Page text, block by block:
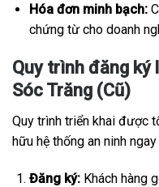
Hóa đơn minh bạch:
chứng từ cho doanh
Quy trình đăng ký
Sóc Trăng (Cũ)
Quy trình triển khai được
hữu hệ thống an ninh
Đăng ký:Khách hàng